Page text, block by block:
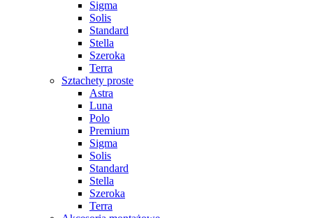
Sigma
Solis
Standard
Stella
Szeroka
Terra
Sztachety proste
Astra
Luna
Polo
Premium
Sigma
Solis
Standard
Stella
Szeroka
Terra